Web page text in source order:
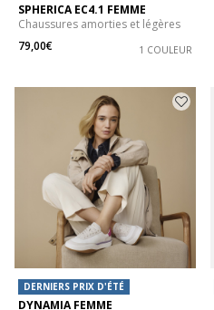
SPHERICA EC4.1 FEMME
Chaussures amorties et légères
79,00€
1 COULEUR
DERNIERS PRIX D'ÉTÉ
DYNAMIA FEMME